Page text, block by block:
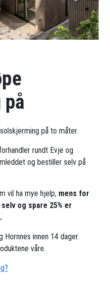
på to måter.
rundt Evje og
og bestiller selv på
vil ha mye hjelp, mens for
og spare 25% er
innen 14 dager.
våre.